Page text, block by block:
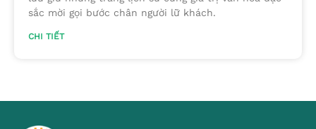
sắc mời gọi bước chân người lữ khách.
CHI TIẾT